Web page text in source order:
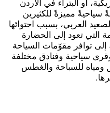
أو البتراء في الأردن
سياحيةً مميزةً للكثيرين
العربي، بسبب احتوائها
التي تعود إلى الحضارة
إلى توافر مقوّمات السياحة
سياحية وفنادق مختلفة
للسباحة والغطس